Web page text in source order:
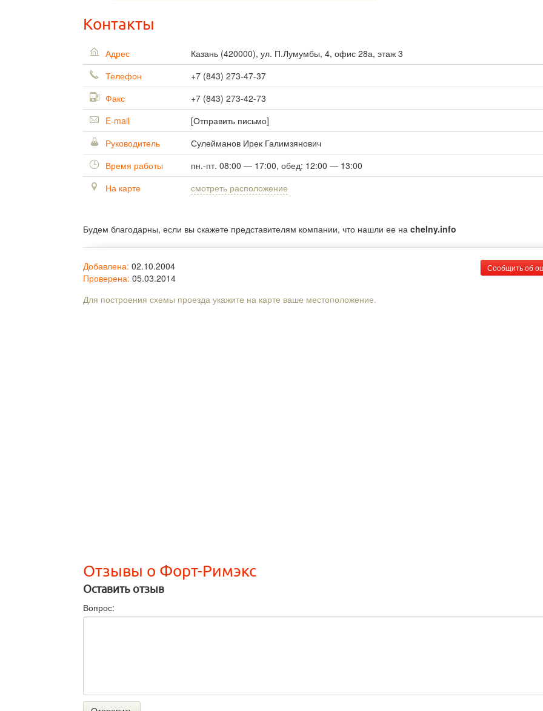
Контакты
Адрес Казань (420000), ул. П.Лумумбы, 4, офис 28а, этаж 3
Телефон
+7 (843) 273-47-37
Факс
+7 (843) 273-42-73
E-mail
[Отправить письмо]
Руководитель
Сулейманов Ирек Галимзянович
Время работы
пн.-пт. 08:00 — 17:00, обед: 12:00 — 13:00
На карте
смотреть расположение
Будем благодарны, если вы скажете представителям компании, что нашли ее на chelny.info
Сообщить об
Добавлена: 02.10.2004
Проверена: 05.03.2014
Для построения схемы проезда укажите на карте ваше местоположение.
Отзывы о Форт-Римэкс
Оставить отзыв
Вопрос: